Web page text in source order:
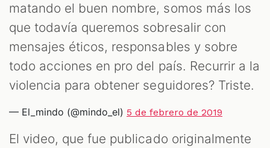
matando el buen nombre, somos más los
que todavía queremos sobresalir con
mensajes éticos, responsables y sobre
todo acciones en pro del país. Recurrir a la
violencia para obtener seguidores? Triste.
— El_mindo (@mindo_el) 5 de febrero de 2019
El video, que fue publicado originalmente